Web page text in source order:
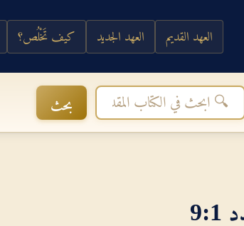
العهد القديم العهد الجديد كيف تَخْلُص؟
بحث